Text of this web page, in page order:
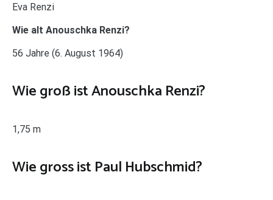
Eva Renzi
Wie alt Anouschka Renzi?
56 Jahre (6. August 1964)
Wie groß ist Anouschka Renzi?
1,75 m
Wie gross ist Paul Hubschmid?